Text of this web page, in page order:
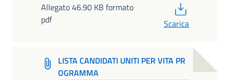
Allegato 46.90 KB formato
pdf
Scarica
LISTA CANDIDATI UNITI PER VITA PR
OGRAMMA